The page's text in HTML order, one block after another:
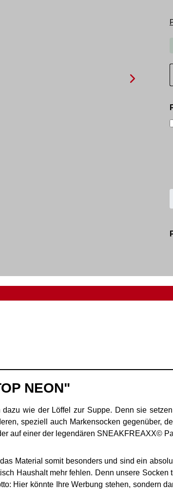
NEON"
wie der Löffel zur Suppe. Denn sie
speziell auch Markensocken gegenüber,
auf einer der legendären SNEAKFREAXX©
Material somit besonders und sind ein
Haushalt mehr fehlen. Denn unsere
Hier könnte Ihre Werbung stehen, sondern